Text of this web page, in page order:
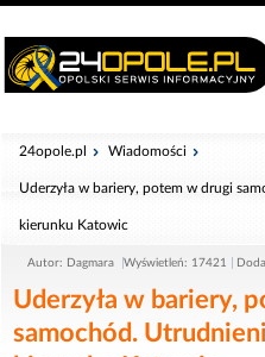
24opole.pl Wiadomości
Uderzyła w bariery, potem w drugi
kierunku Katowic
Autor: Dagmara Wyświetleń: 17421
Uderzyła w bariery,
samochód.